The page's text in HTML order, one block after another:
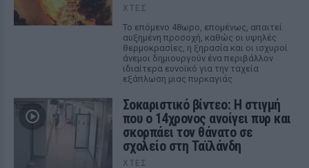
ΧΤΕΣ
Το επόμενο 48ωρο, επομένως, απαιτεί
αυξημένη προσοχή, καθώς οι υψηλές
θερμοκρασίες, η ξηρασία και οι ισχυροί
άνεμοι δημιουργούν ένα περιβάλλον
ιδιαίτερα ευνοϊκό για την ταχεία
εξάπλωση μιας πυρκαγιάς
Σοκαριστικό βίντεο: Η στιγμή
που ο 14χρονος ανοίγει πυρ και
σκορπάει τον θάνατο σε
σχολείο στη Ταϊλάνδη
ΧΤΕΣ